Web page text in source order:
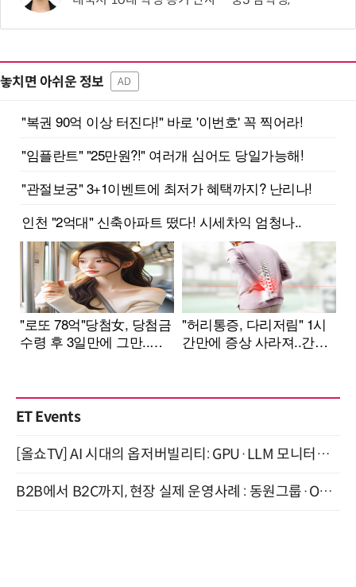
놓치면 아쉬운 정보 AD
ET Events
[올쇼TV] AI 시대의 옵저버빌리티: GPU·LLM 모니터링부터 AI 기반 장애 대응까지 (8/11 생방송)
B2B에서 B2C까지, 현장 실제 운영사례 : 동원그룹·OCI·다이닝브랜즈그룹·당근 (8/27)